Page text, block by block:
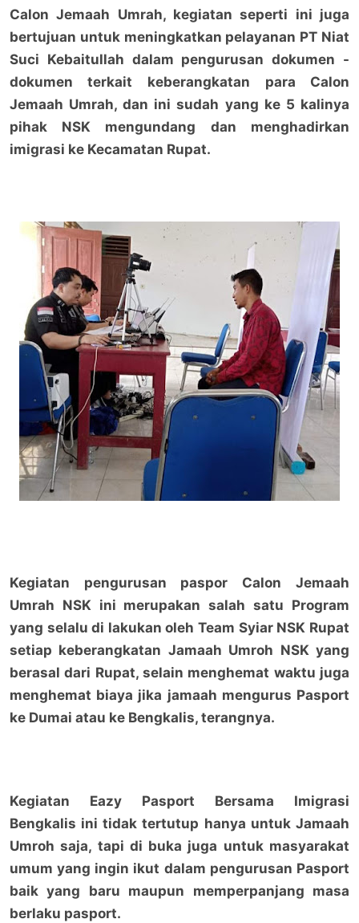
Calon Jemaah Umrah, kegiatan seperti ini juga
bertujuan untuk meningkatkan pelayanan PT Niat
Suci Kebaitullah dalam pengurusan dokumen -
dokumen terkait keberangkatan para Calon
Jemaah Umrah, dan ini sudah yang ke 5 kalinya
pihak NSK mengundang dan menghadirkan
imigrasi ke Kecamatan Rupat.
Kegiatan pengurusan paspor Calon Jemaah
Umrah NSK ini merupakan salah satu Program
yang selalu di lakukan oleh Team Syiar NSK Rupat
setiap keberangkatan Jamaah Umroh NSK yang
berasal dari Rupat, selain menghemat waktu juga
menghemat biaya jika jamaah mengurus Pasport
ke Dumai atau ke Bengkalis, terangnya.
Kegiatan Eazy Pasport Bersama Imigrasi
Bengkalis ini tidak tertutup hanya untuk Jamaah
Umroh saja, tapi di buka juga untuk masyarakat
umum yang ingin ikut dalam pengurusan Pasport
baik yang baru maupun memperpanjang masa
berlaku pasport.